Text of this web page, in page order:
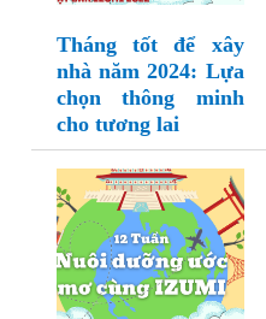
Tháng tốt để xây
nhà năm 2024: Lựa
chọn thông minh
cho tương lai